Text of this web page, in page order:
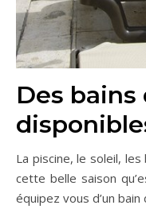
Des bains
La piscine, le soleil,
cette belle saison
équipez vous d’un